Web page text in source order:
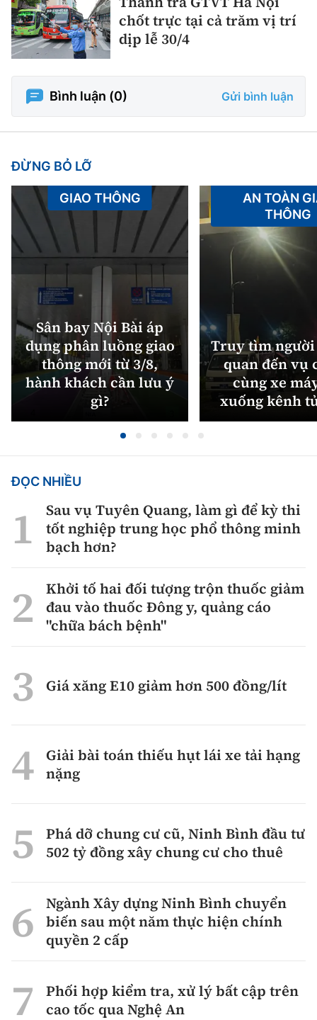
chốt trực tại cả trăm vị trí
dịp lễ 30/4
Bình luận (0) Gửi bình luận
ĐỪNG BỎ LỠ
Sân bay Nội Bài áp
dụng phân luồng giao
thông mới từ 3/8,
hành khách cần lưu ý
gì?
GIAO THÔNG
Truy tìm
quan đến vụ
cùng xe
xuống kênh
AN TOÀN
THÔNG
ĐỌC NHIỀU
Sau vụ Tuyên Quang, làm gì để kỳ thi
tốt nghiệp trung học phổ thông minh
bạch hơn?
Khởi tố hai đối tượng trộn thuốc giảm
đau vào thuốc Đông y, quảng cáo
"chữa bách bệnh"
Giá xăng E10 giảm hơn 500 đồng/lít
Giải bài toán thiếu hụt lái xe tải hạng
nặng
Phá dỡ chung cư cũ, Ninh Bình đầu tư
502 tỷ đồng xây chung cư cho thuê
Ngành Xây dựng Ninh Bình chuyển
biến sau một năm thực hiện chính
quyền 2 cấp
Phối hợp kiểm tra, xử lý bất cập trên
cao tốc qua Nghệ An